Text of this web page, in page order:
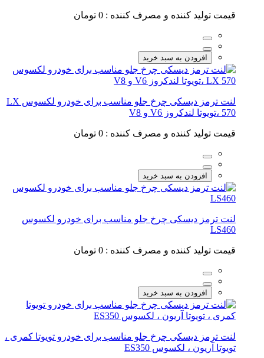
قیمت تولید کننده و مصرف کننده : 0 تومان
افزودن به سبد خرید
لنت ترمز دیسکی چرخ جلو مناسب برای خودرو لکسوس LX
570 ،تویوتا لندکروز V6 و V8
قیمت تولید کننده و مصرف کننده : 0 تومان
افزودن به سبد خرید
لنت ترمز دیسکی چرخ جلو مناسب برای خودرو لکسوس
LS460
قیمت تولید کننده و مصرف کننده : 0 تومان
افزودن به سبد خرید
لنت ترمز دیسکی چرخ جلو مناسب برای خودرو تویوتا کمری ،
تویوتا آریون ، لکسوس ES350